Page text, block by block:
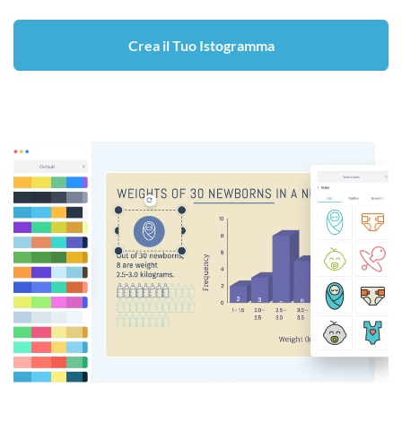
Crea il Tuo Istogramma